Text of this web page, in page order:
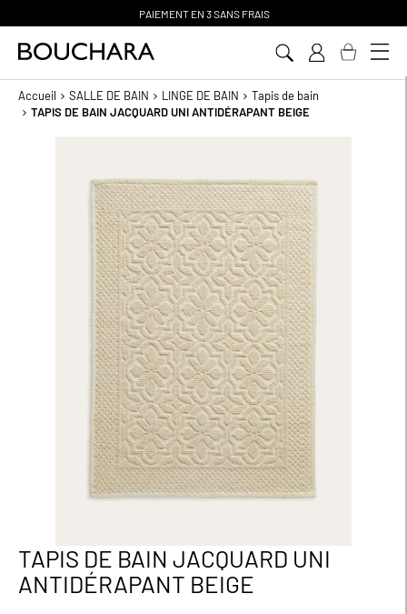
PAIEMENT EN 3 SANS FRAIS
Accueil SALLE DE BAIN LINGE DE BAIN
Tapis de bain
TAPIS DE BAIN JACQUARD UNI ANTIDÉRAPANT BEIGE
galerie
d’images
Passer
au
début
TAPIS DE BAIN JACQUARD UNI
ANTIDÉRAPANT BEIGE